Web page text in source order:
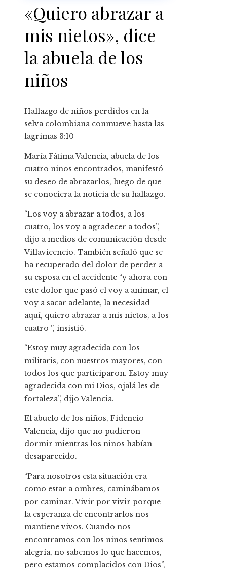
«Quiero abrazar a
mis nietos», dice
la abuela de los
niños
Hallazgo de niños perdidos en la
selva colombiana conmueve hasta las
lagrimas 3:10
María Fátima Valencia, abuela de los
cuatro niños encontrados, manifestó
su deseo de abrazarlos, luego de que
se conociera la noticia de su hallazgo.
“Los voy a abrazar a todos, a los
cuatro, los voy a agradecer a todos”,
dijo a medios de comunicación desde
Villavicencio. También señaló que se
ha recuperado del dolor de perder a
su esposa en el accidente “y ahora con
este dolor que pasó el voy a animar, el
voy a sacar adelante, la necesidad
aquí, quiero abrazar a mis nietos, a los
cuatro ”, insistió.
“Estoy muy agradecida con los
militaris, con nuestros mayores, con
todos los que participaron. Estoy muy
agradecida con mi Dios, ojalá les de
fortaleza”, dijo Valencia.
El abuelo de los niños, Fidencio
Valencia, dijo que no pudieron
dormir mientras los niños habían
desaparecido.
“Para nosotros esta situación era
como estar a ombres, caminábamos
por caminar. Vivir por vivir porque
la esperanza de encontrarlos nos
mantiene vivos. Cuando nos
encontramos con los niños sentimos
alegría, no sabemos lo que hacemos,
pero estamos complacidos con Dios”,